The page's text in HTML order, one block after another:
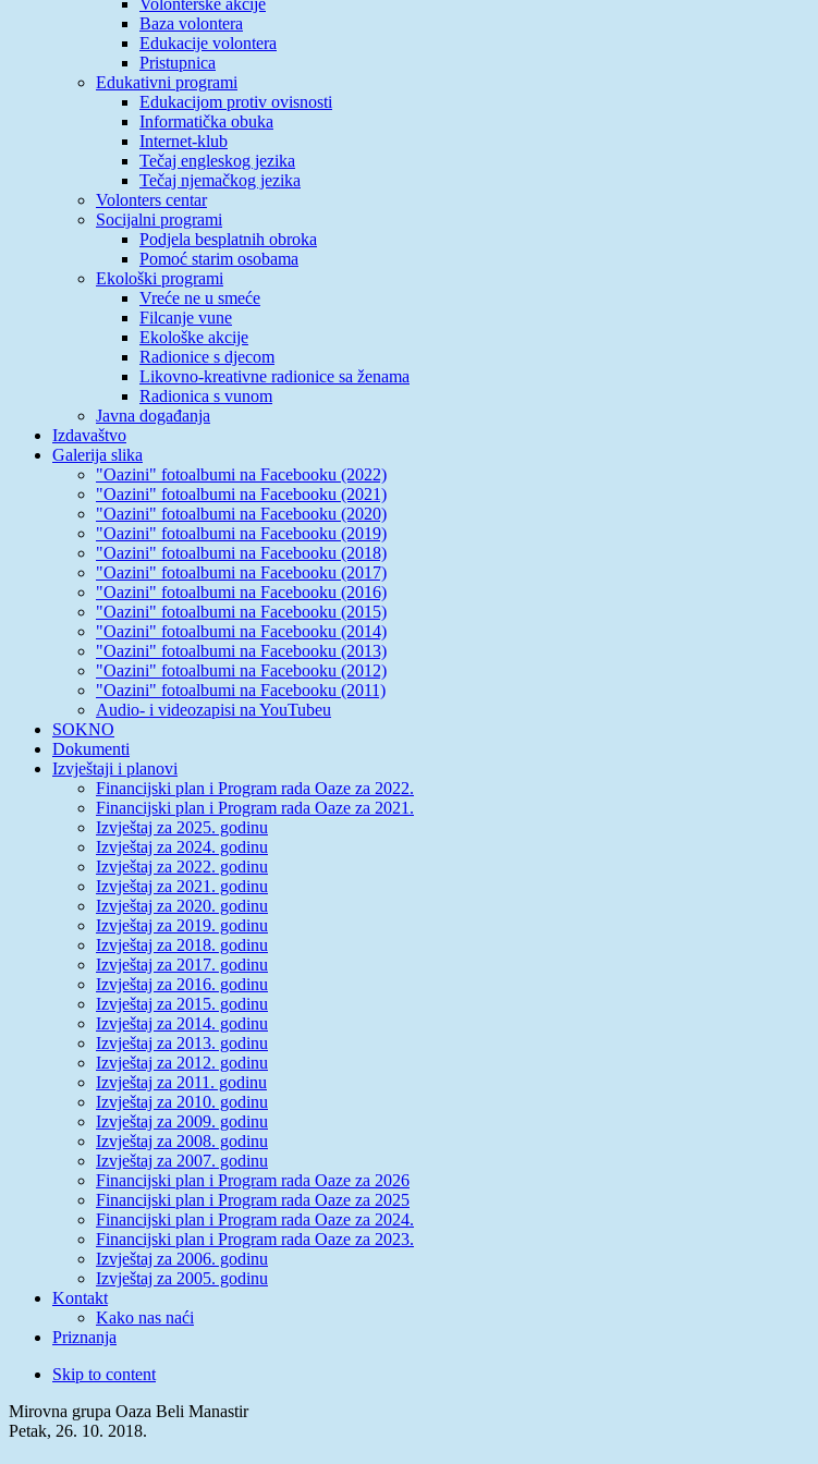
Baza volontera
Edukacije volontera
Pristupnica
Edukativni programi
Edukacijom protiv ovisnosti
Informatička obuka
Internet-klub
Tečaj engleskog jezika
Tečaj njemačkog jezika
Volonters centar
Socijalni programi
Podjela besplatnih obroka
Pomoć starim osobama
Ekološki programi
Vreće ne u smeće
Filcanje vune
Ekološke akcije
Radionice s djecom
Likovno-kreativne radionice sa ženama
Radionica s vunom
Javna događanja
Izdavaštvo
Galerija slika
"Oazini" fotoalbumi na Facebooku (2022)
"Oazini" fotoalbumi na Facebooku (2021)
"Oazini" fotoalbumi na Facebooku (2020)
"Oazini" fotoalbumi na Facebooku (2019)
"Oazini" fotoalbumi na Facebooku (2018)
"Oazini" fotoalbumi na Facebooku (2017)
"Oazini" fotoalbumi na Facebooku (2016)
"Oazini" fotoalbumi na Facebooku (2015)
"Oazini" fotoalbumi na Facebooku (2014)
"Oazini" fotoalbumi na Facebooku (2013)
"Oazini" fotoalbumi na Facebooku (2012)
"Oazini" fotoalbumi na Facebooku (2011)
Audio- i videozapisi na YouTubeu
SOKNO
Dokumenti
Izvještaji i planovi
Financijski plan i Program rada Oaze za 2022.
Financijski plan i Program rada Oaze za 2021.
Izvještaj za 2025. godinu
Izvještaj za 2024. godinu
Izvještaj za 2022. godinu
Izvještaj za 2021. godinu
Izvještaj za 2020. godinu
Izvještaj za 2019. godinu
Izvještaj za 2018. godinu
Izvještaj za 2017. godinu
Izvještaj za 2016. godinu
Izvještaj za 2015. godinu
Izvještaj za 2014. godinu
Izvještaj za 2013. godinu
Izvještaj za 2012. godinu
Izvještaj za 2011. godinu
Izvještaj za 2010. godinu
Izvještaj za 2009. godinu
Izvještaj za 2008. godinu
Izvještaj za 2007. godinu
Financijski plan i Program rada Oaze za 2026
Financijski plan i Program rada Oaze za 2025
Financijski plan i Program rada Oaze za 2024.
Financijski plan i Program rada Oaze za 2023.
Izvještaj za 2006. godinu
Izvještaj za 2005. godinu
Kontakt
Kako nas naći
Priznanja
Skip to content
Mirovna grupa Oaza Beli Manastir
Petak, 26. 10. 2018.